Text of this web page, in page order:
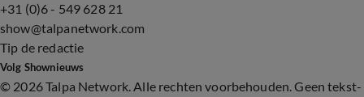
+31 (0)6 - 549 628 21
show@talpanetwork.com
Tip de redactie
Volg Shownieuws
© 2026 Talpa Network. Alle rechten voorbehouden. Geen tekst-